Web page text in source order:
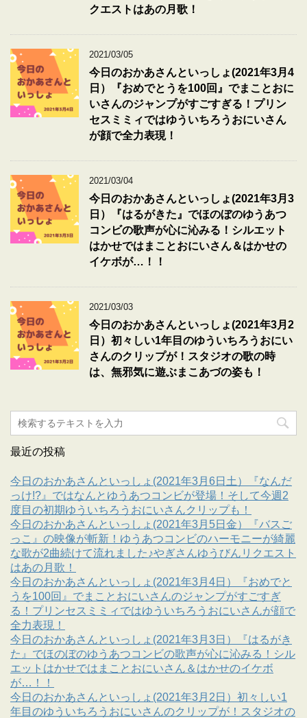
クエストはあの月歌！
2021/03/05
今日のおかあさんといっしょ(2021年3月4
日）『おめでとうを100回』でまことおに
いさんのジャンプがすごすぎる！プリン
セスミミィではゆういちろうおにいさん
が顔で全力表現！
2021/03/04
今日のおかあさんといっしょ(2021年3月3
日）『はるがきた』でほのぼのゆうあつ
コンビの歌声が心に沁みる！シルエット
はかせではまことおにいさん＆はかせの
イケボが…！！
2021/03/03
今日のおかあさんといっしょ(2021年3月2
日）初々しい1年目のゆういちろうおにい
さんのクリップが！スタジオの歌の時
は、無邪気に遊ぶまこあづの姿も！
最近の投稿
今日のおかあさんといっしょ(2021年3月6日土）『なんだ
っけ!?』ではなんとゆうあつコンビが登場！そして今週2
度目の初期ゆういちろうおにいさんクリップも！
今日のおかあさんといっしょ(2021年3月5日金）『バスご
っこ』の映像が斬新！ゆうあつコンビのハーモニーが綺麗
な歌が2曲続けて流れました♪やぎさんゆうびんリクエスト
はあの月歌！
今日のおかあさんといっしょ(2021年3月4日）『おめでと
うを100回』でまことおにいさんのジャンプがすごすぎ
る！プリンセスミミィではゆういちろうおにいさんが顔で
全力表現！
今日のおかあさんといっしょ(2021年3月3日）『はるがき
た』でほのぼのゆうあつコンビの歌声が心に沁みる！シル
エットはかせではまことおにいさん＆はかせのイケボ
が…！！
今日のおかあさんといっしょ(2021年3月2日）初々しい1
年目のゆういちろうおにいさんのクリップが！スタジオの